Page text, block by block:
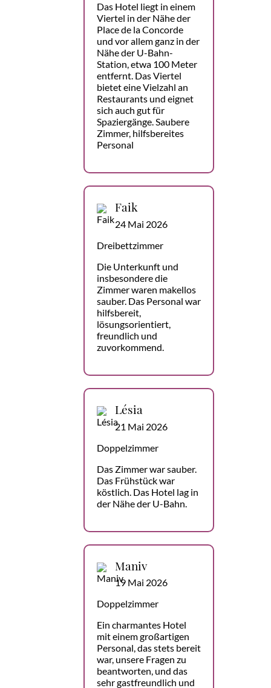
Das Hotel liegt in einem
Viertel in der Nähe der
Place de la Concorde
und vor allem ganz in der
Nähe der U-Bahn-
Station, etwa 100 Meter
entfernt. Das Viertel
bietet eine Vielzahl an
Restaurants und eignet
sich auch gut für
Spaziergänge. Saubere
Zimmer, hilfsbereites
Personal
Faik
24 Mai 2026
Dreibettzimmer
Die Unterkunft und
insbesondere die
Zimmer waren makellos
sauber. Das Personal war
hilfsbereit,
lösungsorientiert,
freundlich und
zuvorkommend.
Lésia
21 Mai 2026
Doppelzimmer
Das Zimmer war sauber.
Das Frühstück war
köstlich. Das Hotel lag in
der Nähe der U-Bahn.
Maniv
19 Mai 2026
Doppelzimmer
Ein charmantes Hotel
mit einem großartigen
Personal, das stets bereit
war, unsere Fragen zu
beantworten, und das
sehr gastfreundlich und